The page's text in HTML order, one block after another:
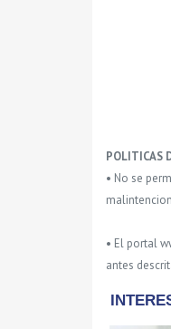
POLITICAS
• No se
• El portal
antes